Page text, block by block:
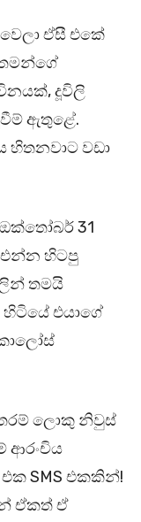
ඒසී එකේ
දූවිලි
ඇතුළේ.
හිතනවාට වඩා
31
එන්න හිටපු
තමයි
එයාගේ
ලොකු නිවුස්
ආරංචිය
SMS එකකින්!
ඒකත් ඒ